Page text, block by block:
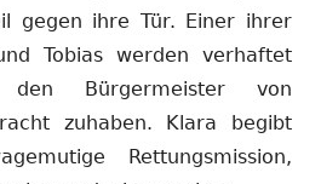
gegen ihre Tür. Einer ihrer
Tobias werden verhaftet
Bürgermeister von
zuhaben. Klara begibt
Rettungsmission,